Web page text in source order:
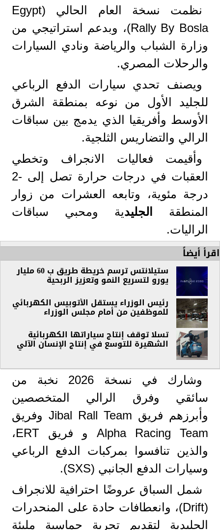
نظمت نسخة العام الحالي (Egypt
Rally By Bosla)، وبدعم استراتيجي من
وزارة الشباب والرياضة ونادي السيارات
والرحلات المصري.
ويصنف تحدي سيارات الدفع الرباعي
للجليد الأول من نوعه بمنطقة الشرق
الأوسط وأفريقيا الذي يدمج بين سباقات
الرالي والتضاريس الثلجية.
وأقيمت فعاليات الانجراف وتخطي
العقبات في درجات حرارة تصل إلى -2
درجة مئوية، وتابعه العشرات من زوار
المنطقة
الجليدية ومحبي سباقات
الراليات.
اقرأ أيضاً
ستيلانتس ترسم خريطة طريق ب 60 مليار
يورو لتسريع النمو وتعزيز الربحية
رئيس الوزراء يستقل الأتوبيس الكهربائي
للموظفين من أمام مجلس الوزراء
تسلا توقف إنتاج سياراتها الكهربائية
الشهيرة للتوسع في إنتاج الإنسان الآلي
وشارك في نسخة 2026 نخبة من
سائقي وفرق الرالي المتخصصين
وأبرزهم فريق Jibal Rall Team وفريق
Alpha Racing Team و فريق ERT،
والذين تنافسوا بمركبات الدفع الرباعي
وسيارات الدفع الجانبي (SXS).
شمل السباق عروضًا احترافية للانجراف
(Drift)، وانعطافات حادة على المنحدرات
الجليدية لتقديم تجربة حماسية مليئة